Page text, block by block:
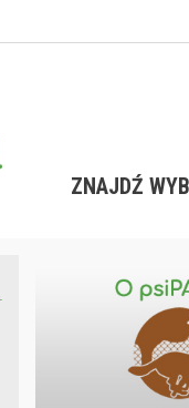
ZNAJDŹ